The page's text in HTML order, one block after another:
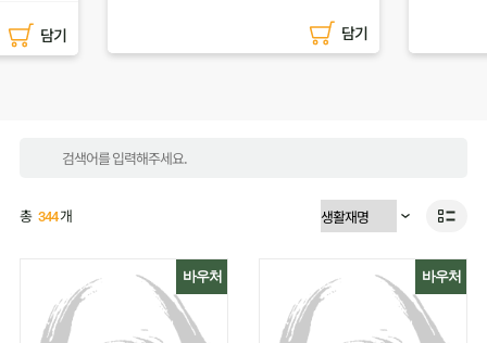
담기 담기
총 344 개
바우처 바우처